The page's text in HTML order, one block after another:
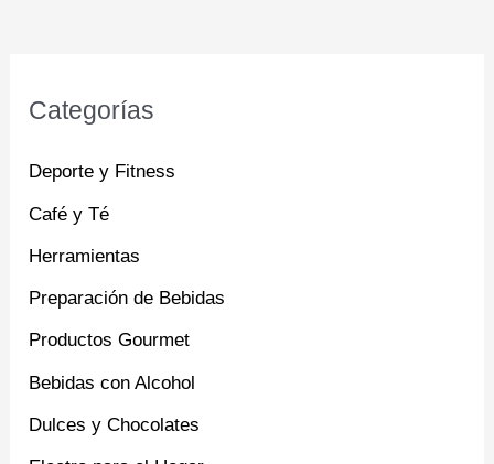
Categorías
Deporte y Fitness
Café y Té
Herramientas
Preparación de Bebidas
Productos Gourmet
Bebidas con Alcohol
Dulces y Chocolates